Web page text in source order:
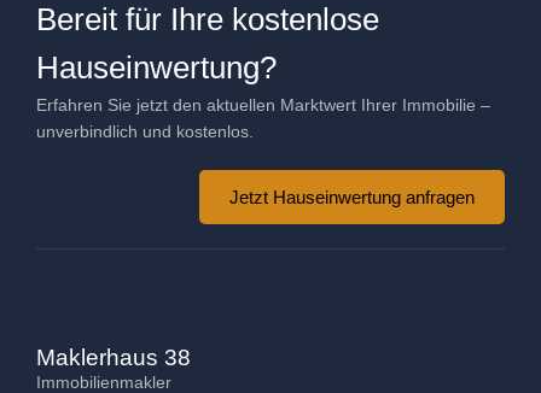
Bereit für Ihre kostenlose
Hauseinwertung?
Erfahren Sie jetzt den aktuellen Marktwert Ihrer Immobilie –
unverbindlich und kostenlos.
Jetzt Hauseinwertung anfragen
Maklerhaus 38
Immobilienmakler